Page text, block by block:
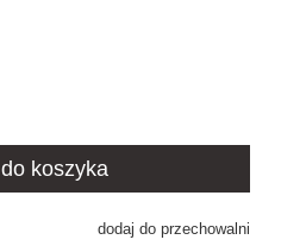
do koszyka
dodaj do przechowalni